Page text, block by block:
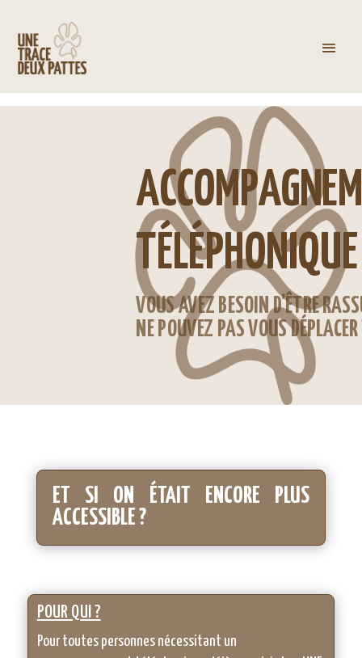
TÉLÉPHONIQUE
VOUS AVEZ BESOIN D’ÊTRE
NE POUVEZ PAS VOUS
ET SI ON ÉTAIT ENCORE PLUS
ACCESSIBLE ?
POUR QUI ?
Pour toutes personnes nécessitant un